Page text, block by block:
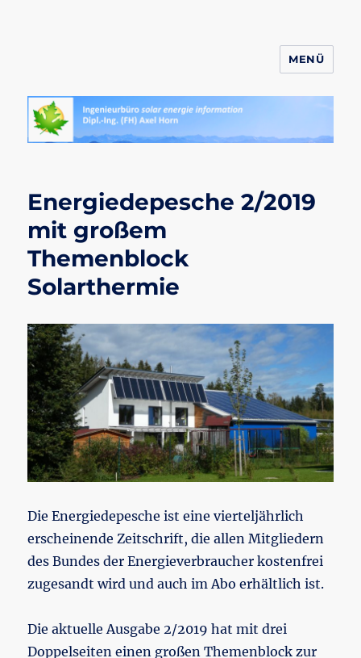
MENÜ
Energiedepesche 2/2019
mit großem
Themenblock
Solarthermie
Die Energiedepesche ist eine vierteljährlich
erscheinende Zeitschrift, die allen Mitgliedern
des Bundes der Energieverbraucher kostenfrei
zugesandt wird und auch im Abo erhältlich ist.
Die aktuelle Ausgabe 2/2019 hat mit drei
Doppelseiten einen großen Themenblock zur